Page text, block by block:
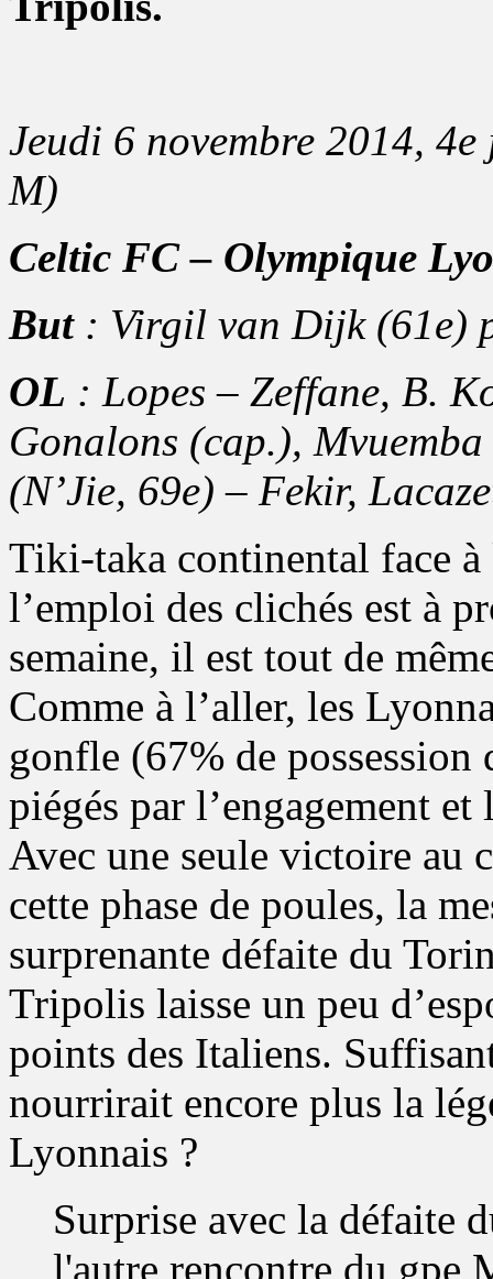
Jeudi 6 novembre 2014,
M)
Celtic FC – Olympique
But: Virgil van Dijk (61e)
OL : Lopes – Zeffane, B.
Gonalons (cap.),
(N’Jie, 69e) – Fekir,
Tiki-taka continental face
l’emploi des clichés est à
semaine, il est tout de
Comme à l’aller, les
gonfle (67% de
piégés par l’engagement
Avec une seule victoire au
cette phase de poules, la
surprenante défaite du
Tripolis laisse un peu
points des Italiens.
nourrirait encore plus la
Lyonnais ?
Surprise avec la défaite
l'autre rencontre du gpe